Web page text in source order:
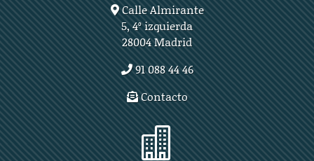
Calle Almirante
5, 4º izquierda
28004 Madrid
91 088 44 46
Contacto
